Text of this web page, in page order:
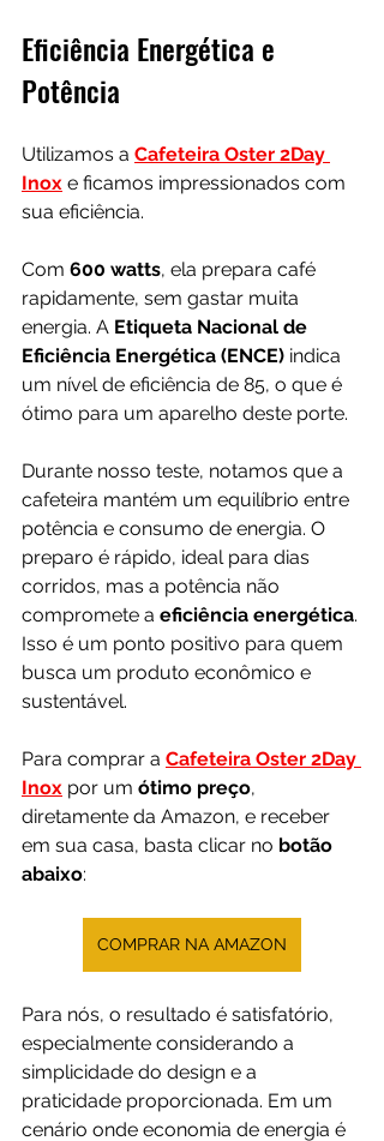
Eficiência Energética e
Potência
Utilizamos a Cafeteira Oster 2Day
Inox e ficamos impressionados com
sua eficiência.
Com 600 watts, ela prepara café
rapidamente, sem gastar muita
energia. A Etiqueta Nacional de
Eficiência Energética (ENCE) indica
um nível de eficiência de 85, o que é
ótimo para um aparelho deste porte.
Durante nosso teste, notamos que a
cafeteira mantém um equilíbrio entre
potência e consumo de energia. O
preparo é rápido, ideal para dias
corridos, mas a potência não
compromete a eficiência energética.
Isso é um ponto positivo para quem
busca um produto econômico e
sustentável.
Para comprar a Cafeteira Oster 2Day
Inox por um ótimo preço,
diretamente da Amazon, e receber
em sua casa, basta clicar no botão
abaixo:
COMPRAR NA AMAZON
Para nós, o resultado é satisfatório,
especialmente considerando a
simplicidade do design e a
praticidade proporcionada. Em um
cenário onde economia de energia é